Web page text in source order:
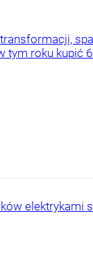
tym roku kupić
elektrykami